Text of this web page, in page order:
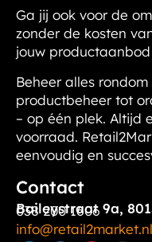
Ga jij ook voor de
zonder de kosten
jouw
Beheer alles
productbeheer tot
– op één plek. Altijd
voorraad.
eenvoudig en
Contact
Baileystraat 9a,
038 200 1606
info@retail2market.nl